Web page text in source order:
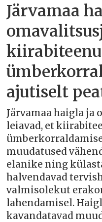
Järvamaa
ajutiselt
Järvamaa haigla ja
leiavad, et
muudatused
elanike ning
halvendavad
valmisolekut
lahendamisel.
kavandatavad